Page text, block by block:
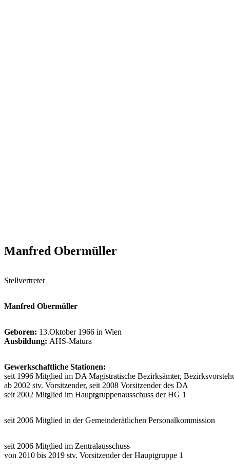
Manfred Obermüller
Stellvertreter
Manfred Obermüller
Geboren: 13.Oktober 1966 in Wien
Ausbildung: AHS-Matura
Gewerkschaftliche Stationen:
seit 1996 Mitglied im DA Magistratische Bezirksämter,
ab 2002 stv. Vorsitzender, seit 2008 Vorsitzender des DA
seit 2002 Mitglied im Hauptgruppenausschuss der HG 1
seit 2006 Mitglied in der Gemeinderätlichen Personalkommission
seit 2006 Mitglied im Zentralausschuss
von 2010 bis 2019 stv. Vorsitzender der Hauptgruppe 1